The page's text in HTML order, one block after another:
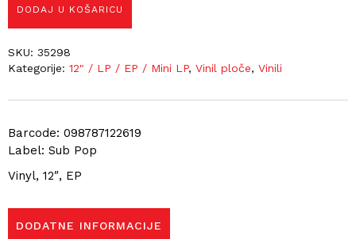
Barcode: 098787122619
Label: Sub Pop
Vinyl, 12″, EP
DODAJ U KOŠARICU
SKU: 35298
Kategorije: 12" / LP / EP / Mini LP, Vinil ploče, Vinili
DODATNE INFORMACIJE